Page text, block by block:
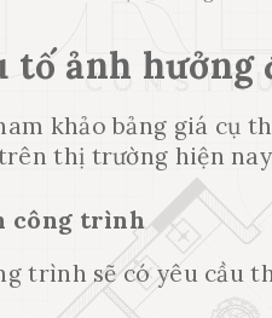
tố ảnh
khảo bảng giá cụ
thị trường hiện
công trình
trình sẽ có yêu cầu